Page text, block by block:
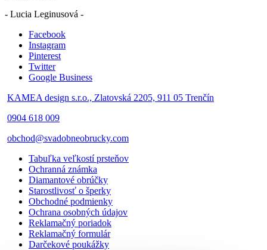
- Lucia Leginusová -
Facebook
Instagram
Pinterest
Twitter
Google Business
KAMEA design s.r.o., Zlatovská 2205, 911 05 Trenčín
0904 618 009
obchod@svadobneobrucky.com
Tabuľka veľkostí prsteňov
Ochranná známka
Diamantové obrúčky
Starostlivosť o šperky
Obchodné podmienky
Ochrana osobných údajov
Reklamačný poriadok
Reklamačný formulár
Darčekové poukážky